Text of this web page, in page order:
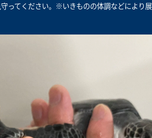
ってください。※いきものの体調などにより